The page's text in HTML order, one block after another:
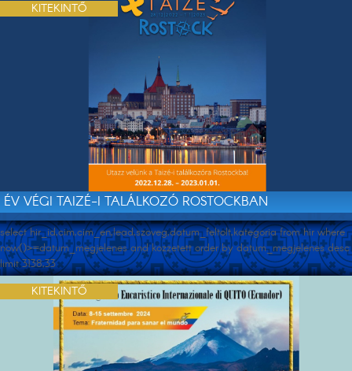
ÉV VÉGI TAIZÉ-I TALÁLKOZÓ ROSTOCKBAN
KITEKINTŐ
select hir_id,cim,cim_en,lead,szoveg,datum_feltolt,kategoria from hir where
now()>=datum_megjelenes and kozzetett order by datum_megjelenes desc
limit 3138,33
KITEKINTŐ